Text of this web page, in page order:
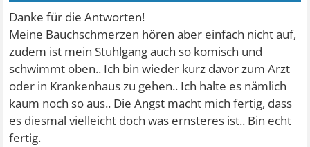
Danke für die Antworten!
Meine Bauchschmerzen hören aber einfach nicht auf,
zudem ist mein Stuhlgang auch so komisch und
schwimmt oben.. Ich bin wieder kurz davor zum Arzt
oder in Krankenhaus zu gehen.. Ich halte es nämlich
kaum noch so aus.. Die Angst macht mich fertig, dass
es diesmal vielleicht doch was ernsteres ist.. Bin echt
fertig.